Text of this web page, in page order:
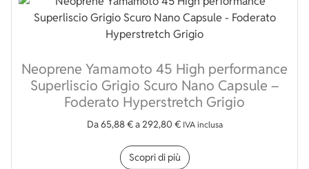
Neoprene Yamamoto 45 High performance
Superliscio Grigio Scuro Nano Capsule –
Foderato Hyperstretch Grigio
Da65,88€a292,80 € IVA inclusa
Scopri di più